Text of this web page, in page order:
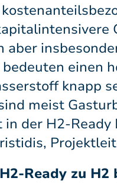
aber
einen
knapp
meist
in der H2-
Ready zu